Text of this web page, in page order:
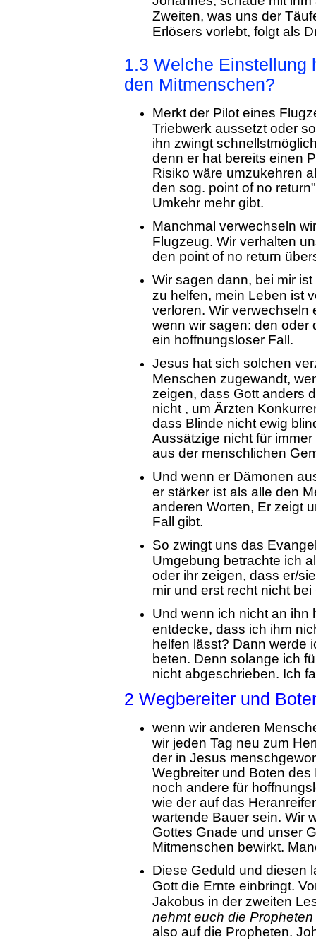
Zweiten, was uns der
Erlösers vorlebt, folgt als
1.3 Welche Einstellung
den Mitmenschen?
Merkt der Pilot eines
Triebwerk aussetzt oder
ihn zwingt
denn er hat bereits einen
Risiko wäre umzukehren
den sog. point of no
Umkehr mehr gibt.
Manchmal verwechseln
Flugzeug. Wir verhalten
den point of no return
Wir sagen dann, bei mir
zu helfen, mein Leben ist
verloren. Wir verwechseln
wenn wir sagen: den oder
ein hoffnungsloser Fall.
Jesus hat sich solchen
Menschen zugewandt,
zeigen, dass Gott anders
nicht , um Ärzten
dass Blinde nicht ewig
Aussätzige nicht für
aus der menschlichen
Und wenn er Dämonen
er stärker ist als alle den
anderen Worten, Er zeigt
Fall gibt.
So zwingt uns das
Umgebung betrachte ich
oder ihr zeigen, dass er/
mir und erst recht nicht bei
Und wenn ich nicht an ihn
entdecke, dass ich ihm
helfen lässt? Dann werde
beten. Denn solange ich
nicht abgeschrieben. Ich
2 Wegbereiter und
wenn wir anderen
wir jeden Tag neu zum
der in Jesus
Wegbreiter und Boten
noch andere für
wie der auf das
wartende Bauer sein. Wir
Gottes Gnade und unser
Mitmenschen bewirkt.
Diese Geduld und diesen
Gott die Ernte einbringt.
Jakobus in der zweiten
nehmt euch die
also auf die Propheten.